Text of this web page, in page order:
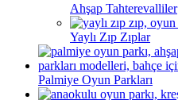
Ahşap Tahterevalliler
Yaylı Zıp Zıplar
Palmiye Oyun Parkları